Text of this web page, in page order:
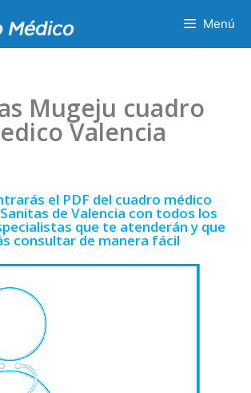
Menú
Mugeju cuadro
Valencia
el PDF del cuadro médico
de Valencia con todos los
que te atenderán y que
consultar de manera fácil